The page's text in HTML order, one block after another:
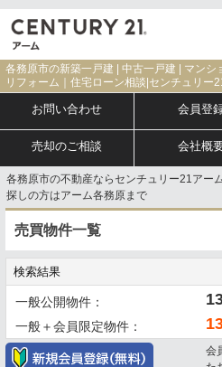
各務原市の新築一戸建 | 中古一戸建 | マンシ
リフォーム｜住宅ローン相談|センチュリー
お問い合わせ 会員登
売却のご相談 会社概
各務原市の不動産ならセンチュリー21ア
探しの方はアーム各務原まで
売買物件一覧
検索結果
一般公開物件：
一般＋会員限定物件：
会